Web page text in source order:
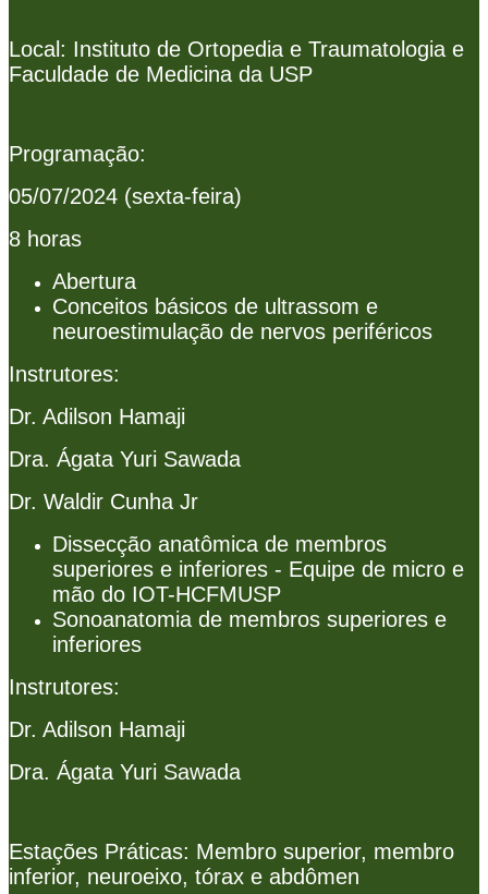
Local: Instituto de Ortopedia e Traumatologia e
Faculdade de Medicina da USP
Programação:
05/07/2024 (sexta-feira)
8 horas
Abertura
Conceitos básicos de ultrassom e
neuroestimulação de nervos periféricos
Instrutores:
Dr. Adilson Hamaji
Dra. Ágata Yuri Sawada
Dr. Waldir Cunha Jr
Dissecção anatômica de membros
superiores e inferiores - Equipe de micro e
mão do IOT-HCFMUSP
Sonoanatomia de membros superiores e
inferiores
Instrutores:
Dr. Adilson Hamaji
Dra. Ágata Yuri Sawada
Estações Práticas: Membro superior, membro
inferior, neuroeixo, tórax e abdômen